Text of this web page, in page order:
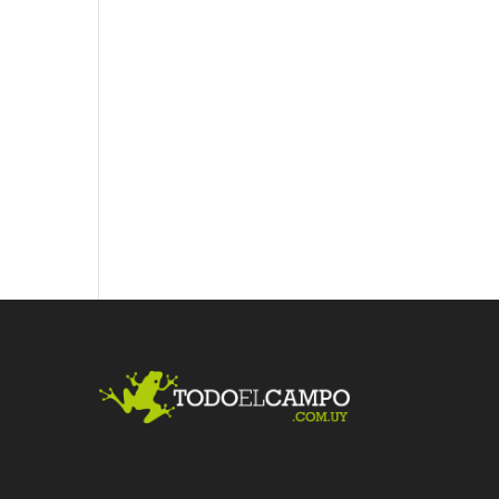
Fac
ebo
Twit
ter